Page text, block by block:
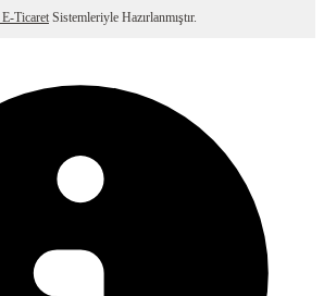
E-Ticaret Sistemleriyle Hazırlanmıştır.